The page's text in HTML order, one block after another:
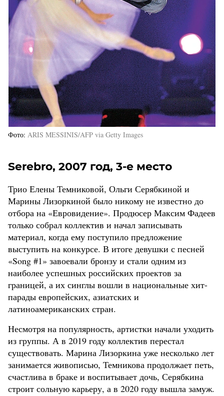
Фото ARIS MESSINIS/AFP via Getty Images
Serebro, 2007 год, 3-е место
Трио Елены Темниковой, Ольги Серябкиной и
Марины Лизоркиной было никому не известно до
отбора на «Евровидение». Продюсер Максим Фадеев
только собрал коллектив и начал записывать
материал, когда ему поступило предложение
выступить на конкурсе. В итоге девушки с песней
«Song #1» завоевали бронзу и стали одним из
наиболее успешных российских проектов за
границей, а их синглы вошли в национальные хит-
парады европейских, азиатских и
латиноамериканских стран.
Несмотря на популярность, артистки начали уходить
из группы. А в 2019 году коллектив перестал
существовать. Марина Лизоркина уже несколько лет
занимается живописью, Темникова продолжает петь,
счастлива в браке и воспитывает дочь, Серябкина
строит сольную карьеру, а в 2020 году вышла замуж.